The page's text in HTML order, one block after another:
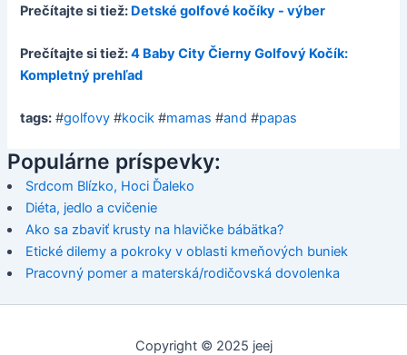
Prečítajte si tiež: Detské golfové kočíky - výber
Prečítajte si tiež:4 Baby City Čierny Golfový Kočík:
Kompletný prehľad
tags: #golfovy #kocik #mamas #and #papas
Populárne príspevky:
Srdcom Blízko, Hoci Ďaleko
Diéta, jedlo a cvičenie
Ako sa zbaviť krusty na hlavičke bábätka?
Etické dilemy a pokroky v oblasti kmeňových buniek
Pracovný pomer a materská/rodičovská dovolenka
Copyright © 2025 jeej